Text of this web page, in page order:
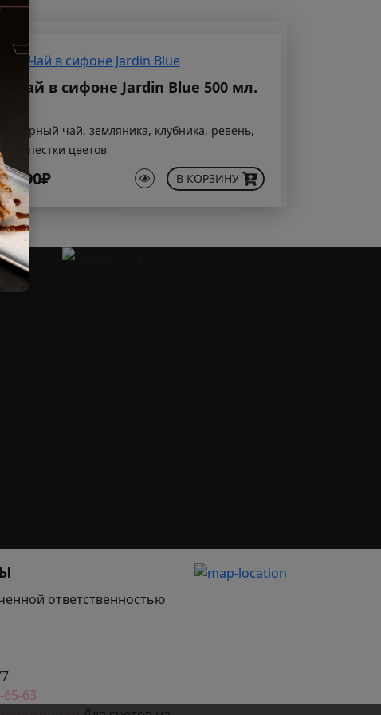
Чай в сифоне Jardin Blue 500 мл.
чёрный чай, земляника, клубника, ревень,
лепестки цветов
790₽ В КОРЗИНУ
ответственностью
65-63